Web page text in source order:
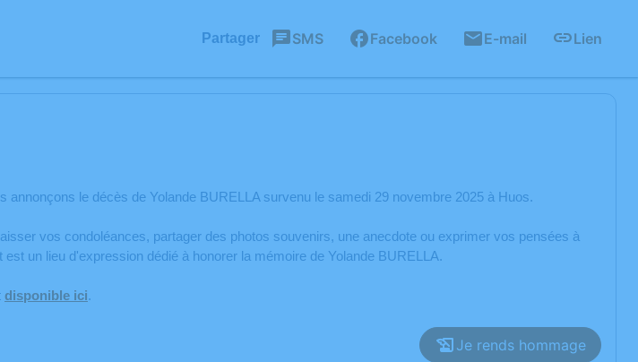
Partager SMS Facebook E-mail Lien
annonçons le décès de Yolande BURELLA survenu le samedi 29 novembre 2025 à Huos.
vos condoléances, partager des photos souvenirs, une anecdote ou exprimer vos pensées à
un lieu d'expression dédié à honorer la mémoire de Yolande BURELLA.
disponible ici.
Je rends hommage